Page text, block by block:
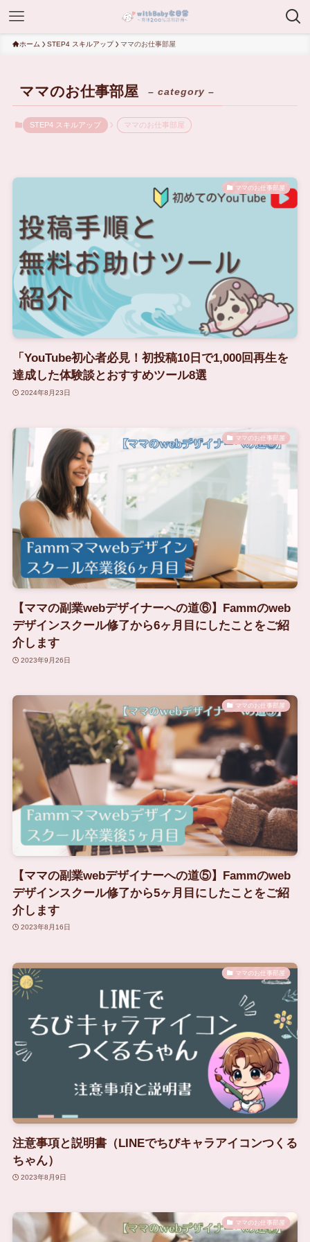
ホーム STEP4 スキルアップ ママのお仕事部屋
ママのお仕事部屋 – category –
STEP4 スキルアップ ママのお仕事部屋
ママのお仕事部屋
「YouTube初心者必見！初投稿10日で1,000回再生を
達成した体験談とおすすめツール8選
2024年8月23日
ママのお仕事部屋
【ママの副業webデザイナーへの道⑥】Fammのweb
デザインスクール修了から6ヶ月目にしたことをご紹
介します
2023年9月26日
ママのお仕事部屋
【ママの副業webデザイナーへの道⑤】Fammのweb
デザインスクール修了から5ヶ月目にしたことをご紹
介します
2023年8月16日
ママのお仕事部屋
注意事項と説明書（LINEでちびキャラアイコンつくる
ちゃん）
2023年8月9日
ママのお仕事部屋